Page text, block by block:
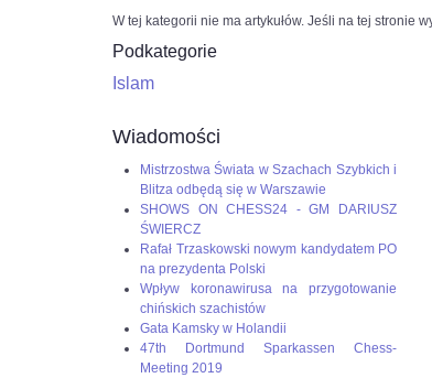
W tej kategorii nie ma artykułów. Jeśli na tej stronie
Podkategorie
Islam
Wiadomości
Mistrzostwa Świata w Szachach Szybkich i
Blitza odbędą się w Warszawie
SHOWS ON CHESS24 - GM DARIUSZ
ŚWIERCZ
Rafał Trzaskowski nowym kandydatem PO
na prezydenta Polski
Wpływ koronawirusa na przygotowanie
chińskich szachistów
Gata Kamsky w Holandii
47th Dortmund Sparkassen Chess-
Meeting 2019